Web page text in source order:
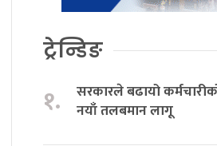
ट्रेन्डिङ
१.
सरकारले बढायो
नयाँ तलबमान लागू